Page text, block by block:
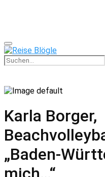
Primary
Menu
Search
for:
Karla Borger,
„Baden-